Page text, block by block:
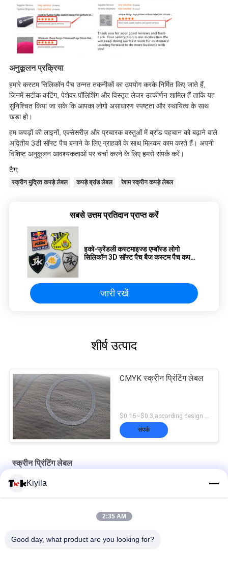
अनुकूलन प्रक्रिया
हमारे कस्टम सिलिकॉन पैच उन्नत तकनीकों का उपयोग करके निर्मित किए जाते हैं,
जिनमें सटीक कटिंग, पेशेवर पॉलिशिंग और विस्तृत लेजर उत्कीर्णन शामिल हैं ताकि यह
सुनिश्चित किया जा सके कि आपका लोगो असाधारण स्पष्टता और स्थायित्व के साथ
खड़ा हो।
हम कपड़ों की लाइनों, एक्सेसरीज़ और प्रचारक वस्तुओं में ब्रांड पहचान को बढ़ाने वाले
अद्वितीय 3डी सॉफ्ट पैच बनाने के लिए ग्राहकों के साथ मिलकर काम करते हैं। अपनी
विशिष्ट अनुकूलन आवश्यकताओं पर चर्चा करने के लिए हमसे संपर्क करें।
टैग:
स्क्रीन मुद्रित कपड़े लेबल कपड़े ब्रांड लेबल रेशम स्क्रीन कपड़े लेबल
सबसे उत्तम प्रतिदान प्राप्त करें
इको-फ्रेंडली कस्टमाइज्ड एम्बॉस्ड लोगो
सिलिकॉन 3D सॉफ्ट पैच बैज कस्टम पैच कपड़ों
जारी रखें
शीर्ष उत्पाद
CMYK स्क्रीन प्रिंटिंग लेबल
संपर्क
स्क्रीन प्रिंटिंग लेबल
कस्टम लेबल चमकदार सिलिकॉन लेबल हीट ट्रांसफर लेबल गारमेंट के लिए रबर लोगो
अनुकूलित ब्रांड लोगो बिक्री लेबल कपड़े लेबल स्क्रीन प्रिंटिंग लोगो बुना लेबल
के लिए रबर लोगो
Kiyila
2:35 AM
Good day, what product are you looking for?